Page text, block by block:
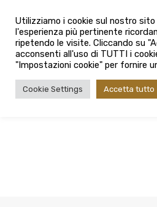
080
Utilizziamo i cookie sul nostro
l'esperienza più pertinente
ripetendo le visite. Cliccando su
acconsenti all'uso di TUTTI i
"Impostazioni cookie" per fornire
Cookie Settings Accetta tutto